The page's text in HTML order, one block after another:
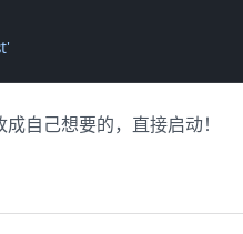
自己想要的，直接启动！